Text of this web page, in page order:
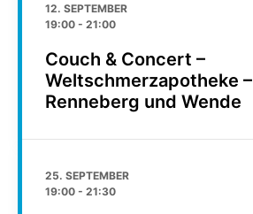
12. SEPTEMBER
19:00 - 21:00
Couch & Concert –
Weltschmerzapotheke –
Renneberg und Wende
25. SEPTEMBER
19:00 - 21:30